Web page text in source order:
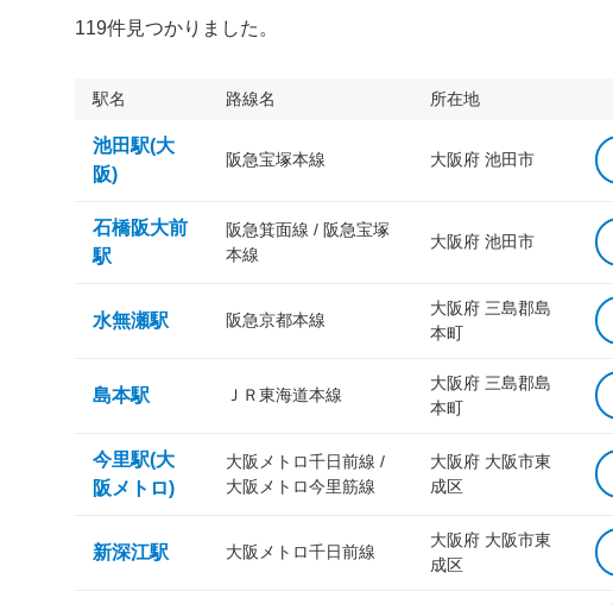
119件見つかりました。
駅名 路線名 所在地
池田駅(大
阪)
阪急宝塚本線 大阪府 池田市
石橋阪大前
駅
阪急箕面線 / 阪急宝塚
本線
大阪府 池田市
水無瀬駅 阪急京都本線
大阪府 三島郡島
本町
島本駅 ＪＲ東海道本線
大阪府 三島郡島
本町
今里駅(大
阪メトロ)
大阪メトロ千日前線 /
大阪メトロ今里筋線
大阪府 大阪市東
成区
新深江駅 大阪メトロ千日前線
大阪府 大阪市東
成区